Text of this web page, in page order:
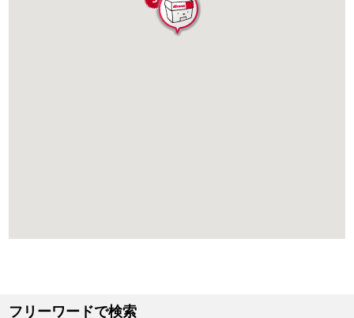
フリーワードで検索